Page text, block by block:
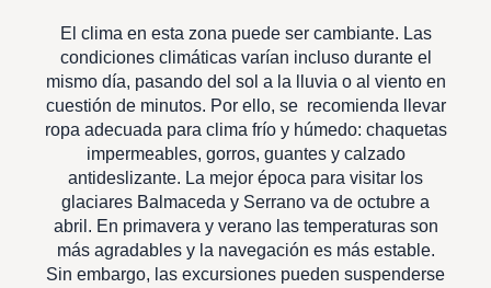
El clima en esta zona puede ser cambiante. Las
condiciones climáticas varían incluso durante el
mismo día, pasando del sol a la lluvia o al viento en
cuestión de minutos. Por ello, se recomienda llevar
ropa adecuada para clima frío y húmedo: chaquetas
impermeables, gorros, guantes y calzado
antideslizante. La mejor época para visitar los
glaciares Balmaceda y Serrano va de octubre a
abril. En primavera y verano las temperaturas son
más agradables y la navegación es más estable.
Sin embargo, las excursiones pueden suspenderse